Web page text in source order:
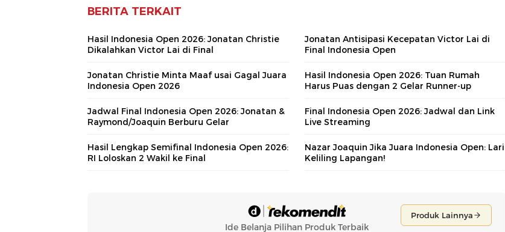
BERITA TERKAIT
Hasil Indonesia Open 2026: Jonatan Christie
Dikalahkan Victor Lai di Final
Jonatan Antisipasi Kecepatan Victor Lai di
Final Indonesia Open
Jonatan Christie Minta Maaf usai Gagal Juara
Indonesia Open 2026
Hasil Indonesia Open 2026: Tuan Rumah
Harus Puas dengan 2 Gelar Runner-up
Jadwal Final Indonesia Open 2026: Jonatan &
Raymond/Joaquin Berburu Gelar
Final Indonesia Open 2026: Jadwal dan Link
Live Streaming
Hasil Lengkap Semifinal Indonesia Open 2026:
RI Loloskan 2 Wakil ke Final
Nazar Joaquin Jika Juara Indonesia Open: Lari
Keliling Lapangan!